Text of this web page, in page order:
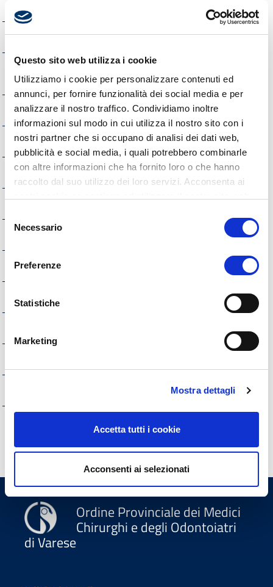
Questo sito web utilizza i cookie
Utilizziamo i cookie per personalizzare contenuti ed
annunci, per fornire funzionalità dei social media e per
analizzare il nostro traffico. Condividiamo inoltre
informazioni sul modo in cui utilizza il nostro sito con i
nostri partner che si occupano di analisi dei dati web,
pubblicità e social media, i quali potrebbero combinarle
con altre informazioni che ha fornito loro o che hanno
raccolto dal suo utilizzo dei loro servizi. Acconsenta ai
delNecessario
Preferenze
Statistiche
Marketing
Mostra dettagli
Accetta tutti i cookie
Acconsenti ai selezionati
Bandi di gara e contratti
Sovvenzioni, Contributi, Sussidi, Vantaggi
Economici
Bilanci
Beni Immobili e Gestione Patrimonio
Controlli e rilievi sull'amministrazione
Servizi erogati
Pagamenti dell'Amministrazione
Opere pubbliche
Pianificazione e governo del territorio
Interventi straordinari e di emergenza
Ordine Provinciale dei Medici
Chirurghi e degli Odontoiatri
di Varese